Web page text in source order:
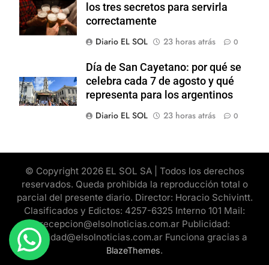
los tres secretos para servirla
correctamente
Diario EL SOL
23 horas atrás 0
Día de San Cayetano: por qué se
celebra cada 7 de agosto y qué
representa para los argentinos
Diario EL SOL
23 horas atrás 0
© Copyright 2026 EL SOL SA | Todos los derechos
reservados. Queda prohibida la reproducción total o
parcial del presente diario. Director: Horacio Schivintt.
Clasificados y Edictos: 4257-6325 Interno 101 Mail:
recepcion@elsolnoticias.com.ar Publicidad:
publicidad@elsolnoticias.com.ar Funciona gracias a
BlazeThemes.